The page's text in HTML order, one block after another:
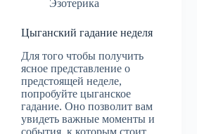
Эзотерика
Цыганский гадание неделя
Для того чтобы получить
ясное представление о
предстоящей неделе,
попробуйте цыганское
гадание. Оно позволит вам
увидеть важные моменты и